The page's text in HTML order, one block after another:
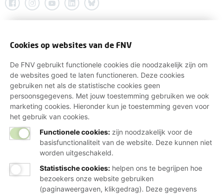
Cookies op websites van de FNV
De FNV gebruikt functionele cookies die noodzakelijk zijn om
de websites goed te laten functioneren. Deze cookies
gebruiken net als de statistische cookies geen
persoonsgegevens. Met jouw toestemming gebruiken we ook
marketing cookies. Hieronder kun je toestemming geven voor
het gebruik van cookies.
Functionele cookies: zijn noodzakelijk voor de
basisfunctionaliteit van de website. Deze kunnen niet
worden uitgeschakeld.
Statistische cookies: helpen ons te begrijpen hoe
bezoekers onze website gebruiken
(paginaweergaven, klikgedrag). Deze gegevens